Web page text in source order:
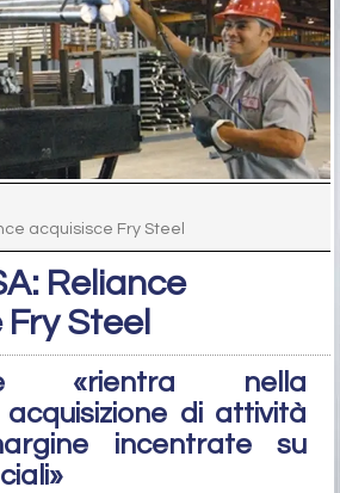
acquisisce Fry Steel
Reliance
Steel
«rientra nella
di attività
incentrate su